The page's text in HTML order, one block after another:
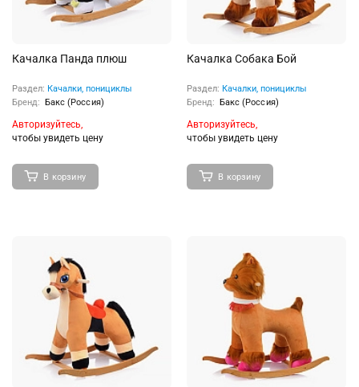
Качалка Панда плюш
Раздел: Качалки, понициклы
Бренд: Бакс (Россия)
Авторизуйтесь,
чтобы увидеть цену
В корзину
Качалка Собака Бой
Раздел: Качалки, понициклы
Бренд: Бакс (Россия)
Авторизуйтесь,
чтобы увидеть цену
В корзину